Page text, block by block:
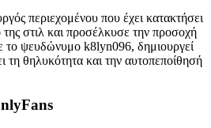
περιεχομένου που έχει κατακτήσει
στιλ και προσέλκυσε την προσοχή
ψευδώνυμο k8lyn096, δημιουργεί
τη θηλυκότητα και την αυτοπεποίθησή